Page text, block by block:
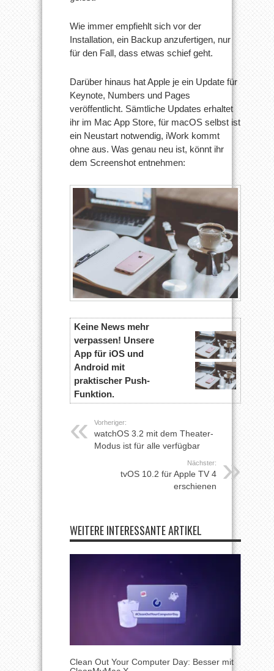
Wie immer empfiehlt sich vor der
Installation, ein Backup anzufertigen, nur
für den Fall, dass etwas schief geht.
Darüber hinaus hat Apple je ein Update für
Keynote, Numbers und Pages
veröffentlicht. Sämtliche Updates erhaltet
ihr im Mac App Store, für macOS selbst ist
ein Neustart notwendig, iWork kommt
ohne aus. Was genau neu ist, könnt ihr
dem Screenshot entnehmen:
Keine News mehr
verpassen! Unsere
App für iOS und
Android mit
praktischer Push-
Funktion.
Vorheriger:
watchOS 3.2 mit dem Theater-
Modus ist für alle verfügbar
Nächster:
tvOS 10.2 für Apple TV 4
erschienen
WEITERE INTERESSANTE ARTIKEL
Clean Out Your Computer Day: Besser mit